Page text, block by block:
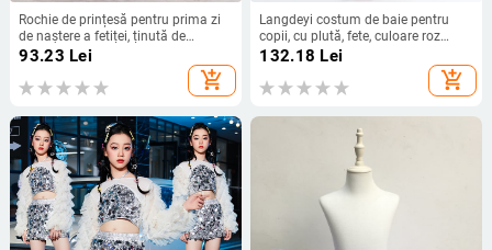
Rochie de prințesă pentru prima zi
de naștere a fetiței, ținută de
petrecere de Crăciun
93.23 Lei
add_shopping_cart
Langdeyi costum de baie pentru
copii, cu plută, fete, culoare roz
piersic, costum întreg, 2–10 ani
132.18 Lei
add_shopping_cart